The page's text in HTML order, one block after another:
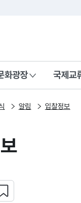
나라, 함께
화광장 국제교
알림 입찰정보
심 콘텐츠 설정하기